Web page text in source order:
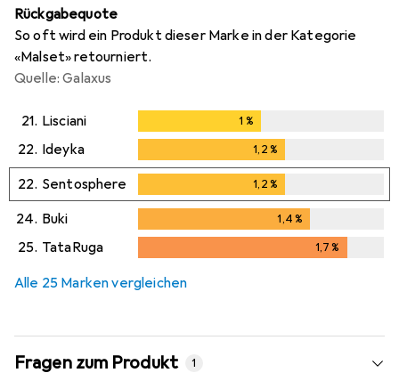
Rückgabequote
So oft wird ein Produkt dieser Marke in der Kategorie
«Malset» retourniert.
Quelle: Galaxus
21. Lisciani 1 %
22. Ideyka 1,2%
22. Sentosphere 1,2%
24. Buki 1,4%
25. TataRuga 1,7%
Alle 25 Marken vergleichen
Fragen zum Produkt 1